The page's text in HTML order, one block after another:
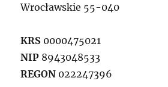
Wrocławskie 55-040
KRS 0000475021
NIP 8943048533
REGON 022247396